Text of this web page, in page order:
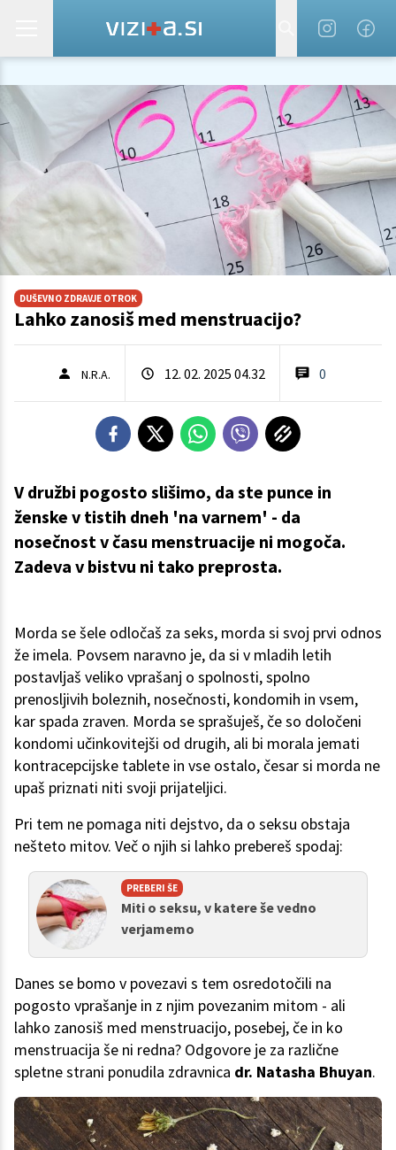
DUŠEVNO ZDRAVJE OTROK
Lahko zanosiš med menstruacijo?
N.R.A. 12. 02. 2025 04.32 0
V družbi pogosto slišimo, da ste punce in
ženske v tistih dneh 'na varnem' - da
nosečnost v času menstruacije ni mogoča.
Zadeva v bistvu ni tako preprosta.
Morda se šele odločaš za seks, morda si svoj prvi odnos
že imela. Povsem naravno je, da si v mladih letih
postavljaš veliko vprašanj o spolnosti, spolno
prenosljivih boleznih, nosečnosti, kondomih in vsem,
kar spada zraven. Morda se sprašuješ, če so določeni
kondomi učinkovitejši od drugih, ali bi morala jemati
kontracepcijske tablete in vse ostalo, česar si morda ne
upaš priznati niti svoji prijateljici.
Pri tem ne pomaga niti dejstvo, da o seksu obstaja
nešteto mitov. Več o njih si lahko prebereš spodaj:
PREBERI ŠE
Miti o seksu, v katere še vedno
verjamemo
Danes se bomo v povezavi s tem osredotočili na
pogosto vprašanje in z njim povezanim mitom - ali
lahko zanosiš med menstruacijo, posebej, če in ko
menstruacija še ni redna? Odgovore je za različne
spletne strani ponudila zdravnica dr. Natasha Bhuyan.